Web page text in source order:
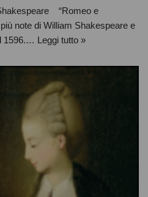
“Romeo e
note di William Shakespeare e
1596.… Leggi tutto »